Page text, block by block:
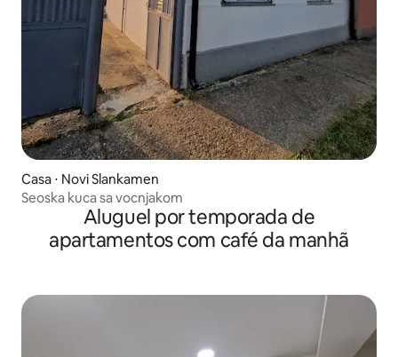
Casa ⋅ Novi Slankamen
Seoska kuca sa vocnjakom
Aluguel por temporada de
apartamentos com café da manhã